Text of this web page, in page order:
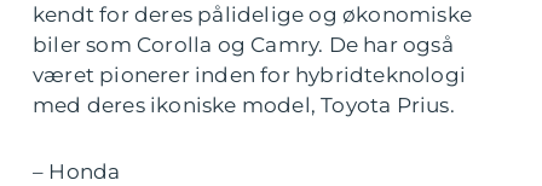
kendt for deres pålidelige og økonomiske
biler som Corolla og Camry. De har også
været pionerer inden for hybridteknologi
med deres ikoniske model, Toyota Prius.
– Honda